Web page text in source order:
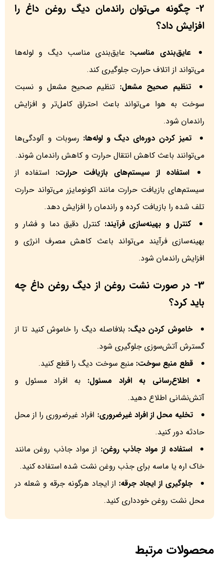
2- چگونه می‌توان راندمان دیگ روغن داغ را
افزایش داد؟
عایق‌بندی مناسب: عایق‌بندی مناسب دیگ و لوله‌ها
می‌تواند از اتلاف حرارت جلوگیری کند.
تنظیم صحیح مشعل: تنظیم صحیح مشعل و نسبت
سوخت به هوا می‌تواند باعث احتراق کامل‌تر و افزایش
راندمان شود.
تمیز کردن دوره‌ای دیگ و لوله‌ها: رسوبات و آلودگی‌ها
می‌توانند باعث کاهش انتقال حرارت و کاهش راندمان شوند.
استفاده از سیستم‌های بازیافت حرارت: استفاده از
سیستم‌های بازیافت حرارت مانند اکونومایزر می‌تواند حرارت
تلف شده را بازیافت کرده و راندمان را افزایش دهد.
کنترل و بهینه‌سازی فرآیند: کنترل دقیق دما و فشار و
بهینه‌سازی فرآیند می‌تواند باعث کاهش مصرف انرژی و
افزایش راندمان شود.
3- در صورت نشت روغن از دیگ روغن داغ چه
باید کرد؟
خاموش کردن دیگ: بلافاصله دیگ را خاموش کنید تا از
گسترش آتش‌سوزی جلوگیری شود.
قطع منبع سوخت: منبع سوخت دیگ را قطع کنید.
اطلاع‌رسانی به افراد مسئول: به افراد مسئول و
آتش‌نشانی اطلاع دهید.
تخلیه محل از افراد غیرضروری: افراد غیرضروری را از محل
حادثه دور کنید.
استفاده از مواد جاذب روغن: از مواد جاذب روغن مانند
خاک اره یا ماسه برای جذب روغن نشت شده استفاده کنید.
جلوگیری از ایجاد جرقه: از ایجاد هرگونه جرقه و شعله در
محل نشت روغن خودداری کنید.
محصولات مرتبط